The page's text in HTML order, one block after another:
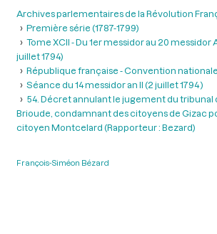
Archives parlementaires de la Révolution
Première série (1787-1799)
Tome XCII - Du 1er messidor au 20 messidor
juillet 1794)
République française - Convention nationale
Séance du 14 messidor an II (2 juillet 1794 )
54. Décret annulant le jugement du tribunal
Brioude, condamnant des citoyens de Gizac
citoyen Montcelard (Rapporteur : Bezard)
François-Siméon Bézard